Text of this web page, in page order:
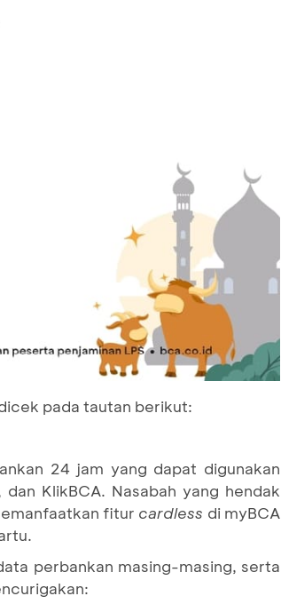
pada tautan berikut:
24 jam yang dapat digunakan
KlikBCA. Nasabah yang hendak
fitur cardless di myBCA
perbankan masing-masing, serta